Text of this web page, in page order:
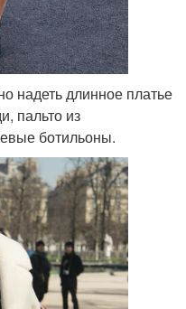
надеть длинное платье
пальто из
ботильоны.